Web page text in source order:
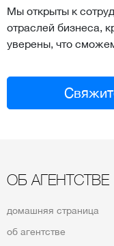
Мы открыты к
отраслей бизнеса,
уверены, что
ОБ АГЕНТСТВЕ
домашняя страница
об агентстве